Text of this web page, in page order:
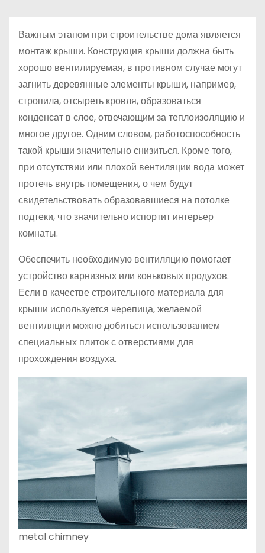
Важным этапом при строительстве дома является
монтаж крыши. Конструкция крыши должна быть
хорошо вентилируемая, в противном случае могут
загнить деревянные элементы крыши, например,
стропила, отсыреть кровля, образоваться
конденсат в слое, отвечающим за теплоизоляцию и
многое другое. Одним словом, работоспособность
такой крыши значительно снизиться. Кроме того,
при отсутствии или плохой вентиляции вода может
протечь внутрь помещения, о чем будут
свидетельствовать образовавшиеся на потолке
подтеки, что значительно испортит интерьер
комнаты.
Обеспечить необходимую вентиляцию помогает
устройство карнизных или коньковых продухов.
Если в качестве строительного материала для
крыши используется черепица, желаемой
вентиляции можно добиться использованием
специальных плиток с отверстиями для
прохождения воздуха.
metal chimney